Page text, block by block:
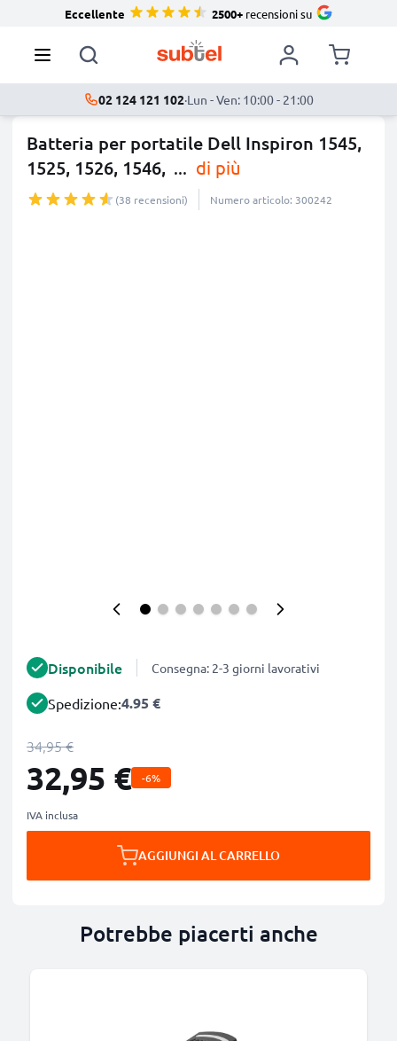
Eccellente 2500+recensioni su
02 124 121 102·Lun - Ven: 10:00 - 21:00
Batteria per portatile Dell Inspiron 1545,
1525, 1526, 1546, ... di più
(38 recensioni) Numero articolo: 300242
Disponibile Consegna: 2-3 giorni lavorativi
Spedizione:4.95 €
34,95 €
32,95 € -6%
IVA inclusa
AGGIUNGI AL CARRELLO
Potrebbe piacerti anche